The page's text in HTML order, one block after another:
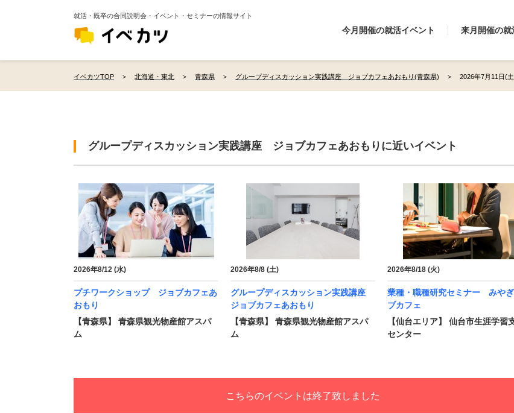
就活・既卒の合同説明会・イベント・セミナーの情報サイト
今月開催の就活イベント 来月開催の就
イベカツTOP 北海道・東北 青森県 グループディスカッション実践講座 ジョブカフェあおもり(青森県) 2026年7月11日(
グループディスカッション実践講座 ジョブカフェあおもりに近いイベント
2026年8/12 (水)
プチワークショップ ジョブカフェあ
おもり
【青森県】 青森県観光物産館アスパ
ム
2026年8/8 (土)
グループディスカッション実践講座
ジョブカフェあおもり
【青森県】 青森県観光物産館アスパ
ム
2026年8/18 (火)
業種・職種研究セミナー みやぎ
ブカフェ
【仙台エリア】 仙台市生涯学習
センター
こちらのイベントは終了致しました